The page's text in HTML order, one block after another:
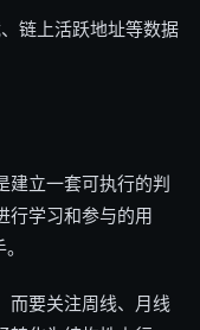
链上活跃地址等数据
建立一套可执行的判
行学习和参与的用
而要关注周线、月线